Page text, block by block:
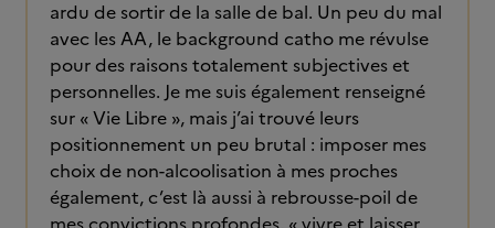
ardu de sortir de la salle de bal. Un peu du mal
avec les AA, le background catho me révulse
pour des raisons totalement subjectives et
personnelles. Je me suis également renseigné
sur « Vie Libre », mais j’ai trouvé leurs
positionnement un peu brutal : imposer mes
choix de non-alcoolisation à mes proches
également, c’est là aussi à rebrousse-poil de